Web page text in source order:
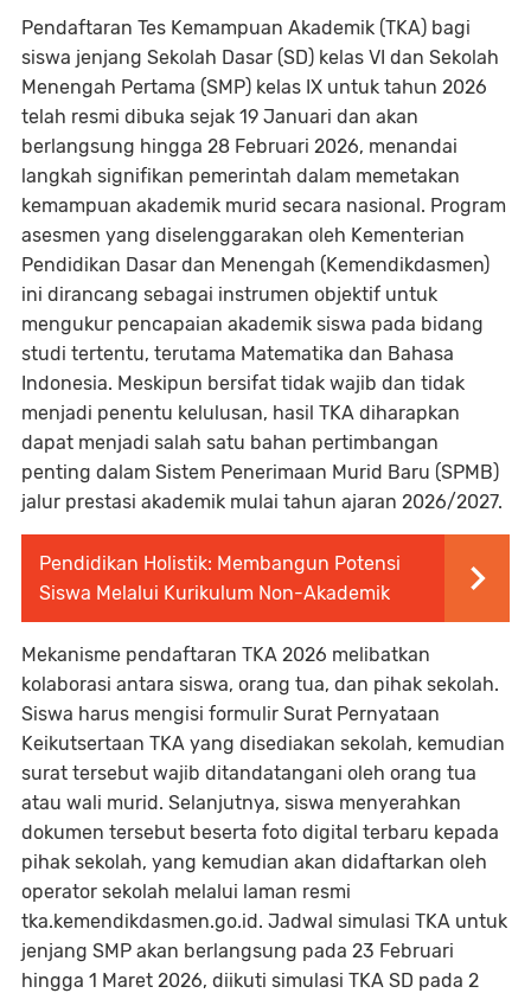
Pendaftaran Tes Kemampuan Akademik (TKA) bagi
siswa jenjang Sekolah Dasar (SD) kelas VI dan Sekolah
Menengah Pertama (SMP) kelas IX untuk tahun 2026
telah resmi dibuka sejak 19 Januari dan akan
berlangsung hingga 28 Februari 2026, menandai
langkah signifikan pemerintah dalam memetakan
kemampuan akademik murid secara nasional. Program
asesmen yang diselenggarakan oleh Kementerian
Pendidikan Dasar dan Menengah (Kemendikdasmen)
ini dirancang sebagai instrumen objektif untuk
mengukur pencapaian akademik siswa pada bidang
studi tertentu, terutama Matematika dan Bahasa
Indonesia. Meskipun bersifat tidak wajib dan tidak
menjadi penentu kelulusan, hasil TKA diharapkan
dapat menjadi salah satu bahan pertimbangan
penting dalam Sistem Penerimaan Murid Baru (SPMB)
jalur prestasi akademik mulai tahun ajaran 2026/2027.
Pendidikan Holistik: Membangun Potensi
Siswa Melalui Kurikulum Non-Akademik
Mekanisme pendaftaran TKA 2026 melibatkan
kolaborasi antara siswa, orang tua, dan pihak sekolah.
Siswa harus mengisi formulir Surat Pernyataan
Keikutsertaan TKA yang disediakan sekolah, kemudian
surat tersebut wajib ditandatangani oleh orang tua
atau wali murid. Selanjutnya, siswa menyerahkan
dokumen tersebut beserta foto digital terbaru kepada
pihak sekolah, yang kemudian akan didaftarkan oleh
operator sekolah melalui laman resmi
tka.kemendikdasmen.go.id. Jadwal simulasi TKA untuk
jenjang SMP akan berlangsung pada 23 Februari
hingga 1 Maret 2026, diikuti simulasi TKA SD pada 2